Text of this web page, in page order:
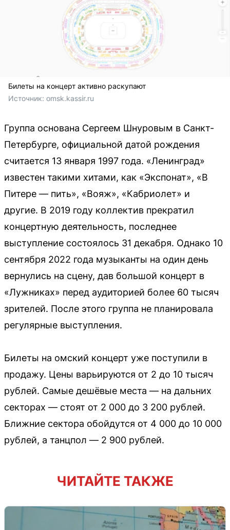
Билеты на концерт активно раскупают
Источник: omsk.kassir.ru
Группа основана Сергеем Шнуровым в Санкт-
Петербурге, официальной датой рождения
считается 13 января 1997 года. «Ленинград»
известен такими хитами, как «Экспонат», «В
Питере — пить», «Вояж», «Кабриолет» и
другие. В 2019 году коллектив прекратил
концертную деятельность, последнее
выступление состоялось 31 декабря. Однако 10
сентября 2022 года музыканты на один день
вернулись на сцену, дав большой концерт в
«Лужниках» перед аудиторией более 60 тысяч
зрителей. После этого группа не планировала
регулярные выступления.
Билеты на омский концерт уже поступили в
продажу. Цены варьируются от 2 до 10 тысяч
рублей. Самые дешёвые места — на дальних
секторах — стоят от 2 000 до 3 200 рублей.
Ближние сектора обойдутся от 4 000 до 10 000
рублей, а танцпол — 2 900 рублей.
ЧИТАЙТЕ ТАКЖЕ